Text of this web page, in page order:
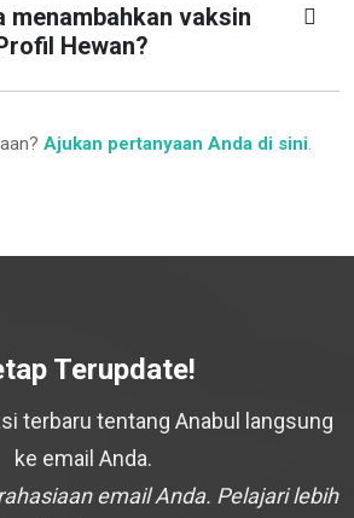
menambahkan vaksin
Hewan?
Ajukan pertanyaan Anda di sini.
Terupdate!
terbaru tentang Anabul langsung
ke email Anda.
email Anda. Pelajari lebih